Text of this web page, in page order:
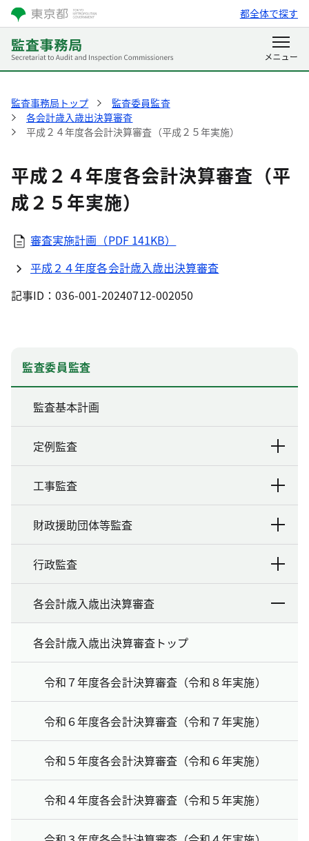
都全体で探す
監査事務局トップ
監査委員監査
各会計歳入歳出決算審査
平成２４年度各会計決算審査（平成２５年実施）
平成２４年度各会計決算審査（平
成２５年実施）
審査実施計画（PDF 141KB）
平成２４年度各会計歳入歳出決算審査
記事ID：036-001-20240712-002050
監査委員監査
監査基本計画
定例監査
工事監査
財政援助団体等監査
行政監査
各会計歳入歳出決算審査
各会計歳入歳出決算審査トップ
令和７年度各会計決算審査（令和８年実施）
令和６年度各会計決算審査（令和７年実施）
令和５年度各会計決算審査（令和６年実施）
令和４年度各会計決算審査（令和５年実施）